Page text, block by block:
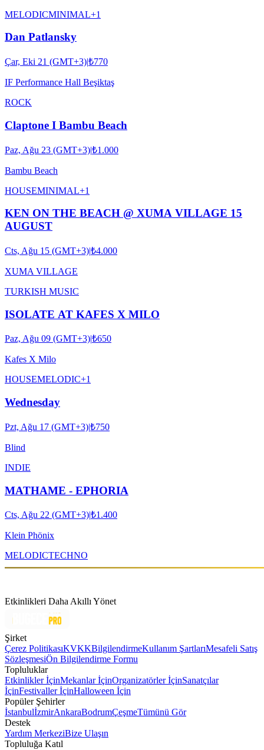
MELODICMINIMAL+1
Dan Patlansky
Çar, Eki 21 (GMT+3)|₺770
IF Performance Hall Beşiktaş
ROCK
Claptone I Bambu Beach
Paz, Ağu 23 (GMT+3)|₺1.000
Bambu Beach
HOUSEMINIMAL+1
KEN ON THE BEACH @ XUMA VILLAGE 15
AUGUST
Cts, Ağu 15 (GMT+3)|₺4.000
XUMA VILLAGE
TURKISH MUSIC
ISOLATE AT KAFES X MILO
Paz, Ağu 09 (GMT+3)|₺650
Kafes X Milo
HOUSEMELODIC+1
Wednesday
Pzt, Ağu 17 (GMT+3)|₺750
Blind
INDIE
MATHAME - EPHORIA
Cts, Ağu 22 (GMT+3)|₺1.400
Klein Phönix
MELODICTECHNO
Etkinlikleri Daha Akıllı Yönet
Şirket
Çerez PolitikasıKVKKBilgilendirmeKullanım ŞartlarıMesafeli Satış
SözleşmesiÖn Bilgilendirme Formu
Topluluklar
Etkinlikler İçinMekanlar İçinOrganizatörler İçinSanatçılar
İçinFestivaller İçinHalloween İçin
Popüler Şehirler
İstanbulİzmirAnkaraBodrumÇeşmeTümünü Gör
Destek
Yardım MerkeziBize Ulaşın
Topluluğa Katıl